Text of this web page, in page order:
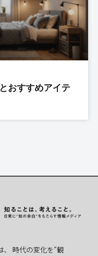
おすすめアイテ
、 時代の変化を“観